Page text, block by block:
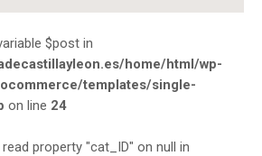
$post in
home/html/wp-
templates/single-
on line 24
property "cat_ID" on null in